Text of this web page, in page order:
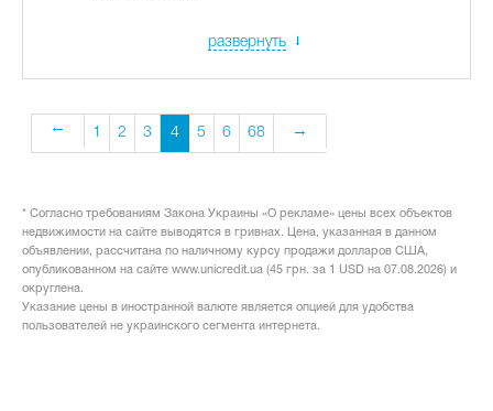
развернуть
1 2 3 4 5 6 68
* Согласно требованиям Закона Украины «О рекламе» цены всех объектов
недвижимости на сайте выводятся в гривнах. Цена, указанная в данном
объявлении, рассчитана по наличному курсу продажи долларов США,
опубликованном на сайте www.unicredit.ua (45 грн. за 1 USD на 07.08.2026) и
округлена.
Указание цены в иностранной валюте является опцией для удобства
пользователей не украинского сегмента интернета.